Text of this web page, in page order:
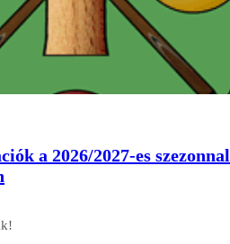
a 2026/2027-es szezonnal